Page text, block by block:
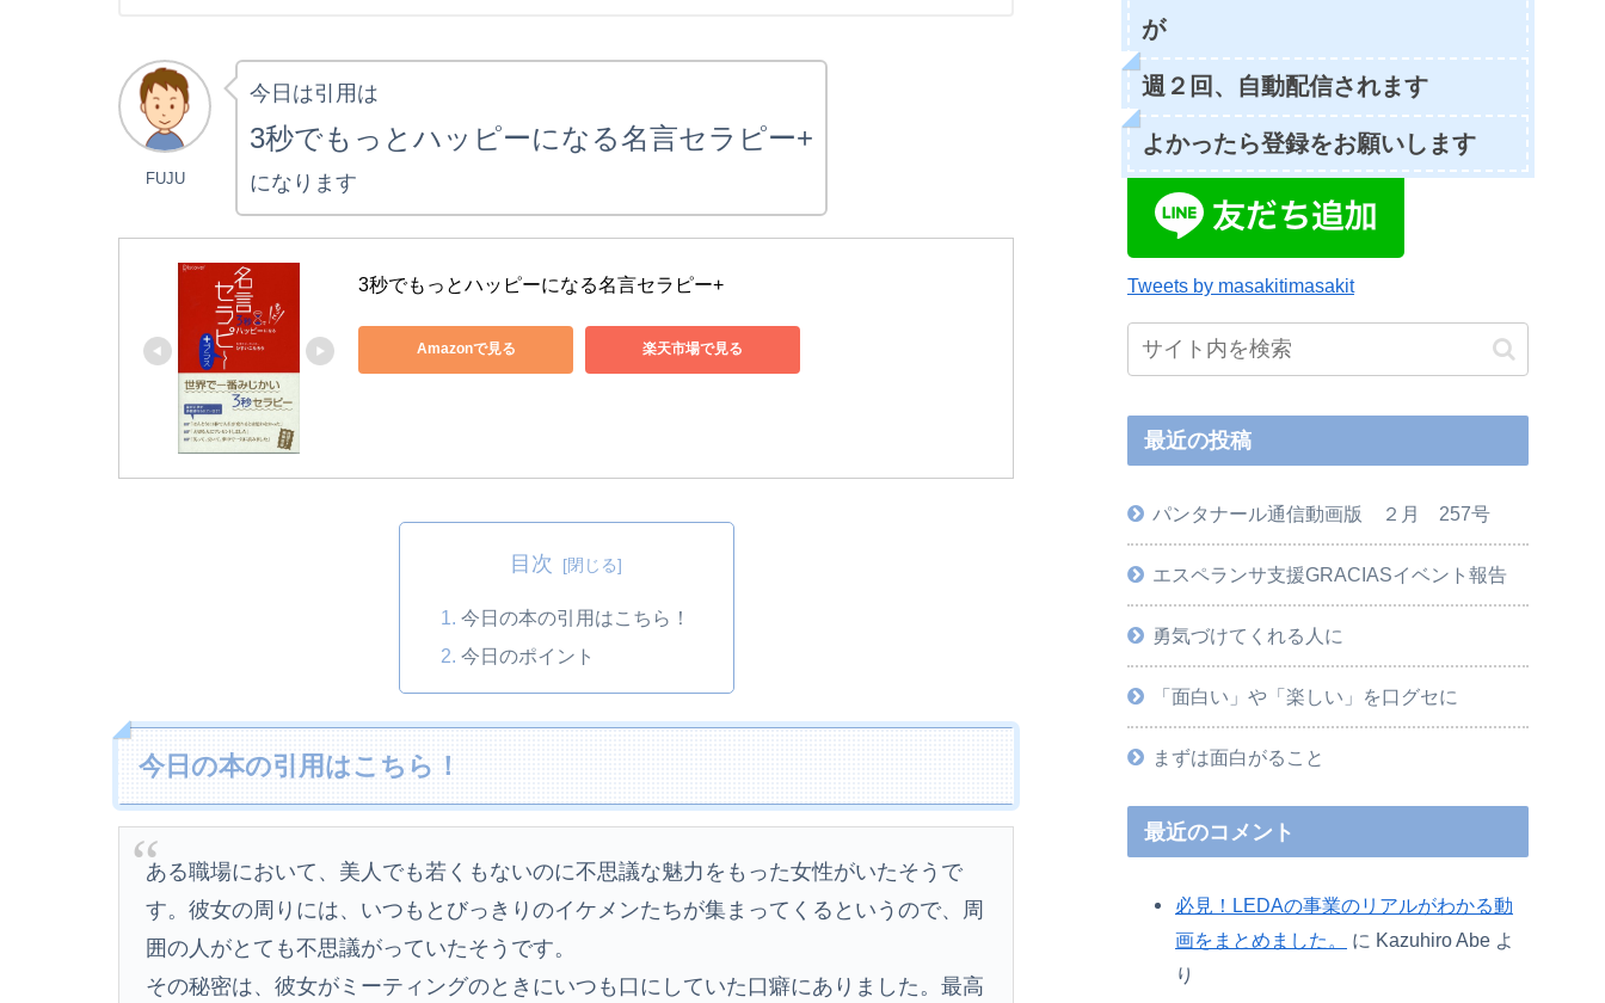
FUJU
今日は引用は
3秒でもっとハッピーになる名言セラピー+
になります
3秒でもっとハッピーになる名言セラピー+
Amazonで見る 楽天市場で見る
目次
今日の本の引用はこちら！
今日のポイント
今日の本の引用はこちら！
ある職場において、美人でも若くもないのに不思議な魅力をもった女性がいたそうで
す。彼女の周りには、いつもとびっきりのイケメンたちが集まってくるというので、周
囲の人がとても不思議がっていたそうです。
その秘密は、彼女がミーティングのときにいつも口にしていた口癖にありました。最高
が
週２回、自動配信されます
よかったら登録をお願いします
Tweets by masakitimasakit
最近の投稿
パンタナール通信動画版 ２月 257号
エスペランサ支援GRACIASイベント報告
勇気づけてくれる人に
「面白い」や「楽しい」を口グセに
まずは面白がること
最近のコメント
必見！LEDAの事業のリアルがわかる動
画をまとめました。
に Kazuhiro Abe よ
り